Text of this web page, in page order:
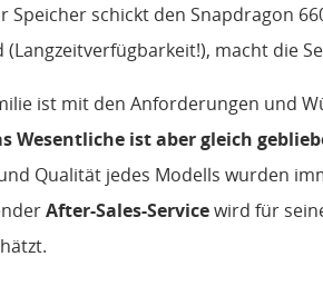
Speicher schickt den Snapdragon
(Langzeitverfügbarkeit!), macht die
ist mit den Anforderungen und
Wesentliche ist aber gleich
Qualität jedes Modells wurden
After-Sales-Servicewird für